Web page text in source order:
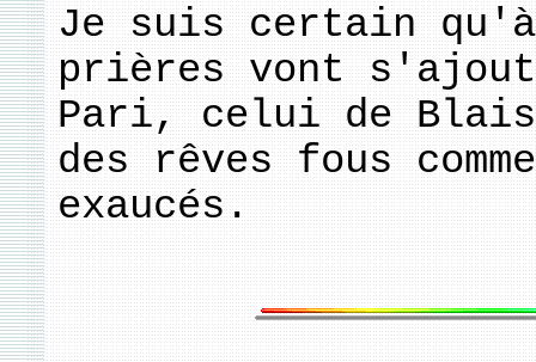
Je suis certain
prières vont
Pari, celui de
des rêves fous
exaucés.